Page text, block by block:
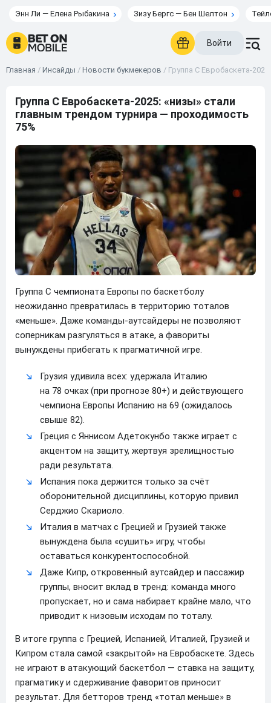
Энн Ли — Елена Рыбакина Зизу Бергс — Бен Шелтон
Войти
Главная / Инсайды / Новости букмекеров / Группа C Евробаскета-
Группа C Евробаскета-2025: «низы» стали
главным трендом турнира — проходимость
75%
Группа C чемпионата Европы по баскетболу
неожиданно превратилась в территорию тоталов
«меньше». Даже команды-аутсайдеры не позволяют
соперникам разгуляться в атаке, а фавориты
вынуждены прибегать к прагматичной игре.
Грузия удивила всех: удержала Италию
на 78 очках (при прогнозе 80+) и действующего
чемпиона Европы Испанию на 69 (ожидалось
свыше 82).
Греция с Яннисом Адетокунбо также играет с
акцентом на защиту, жертвуя зрелищностью
ради результата.
Испания пока держится только за счёт
оборонительной дисциплины, которую привил
Серджио Скариоло.
Италия в матчах с Грецией и Грузией также
вынуждена была «сушить» игру, чтобы
оставаться конкурентоспособной.
Даже Кипр, откровенный аутсайдер и пассажир
группы, вносит вклад в тренд: команда много
пропускает, но и сама набирает крайне мало, что
приводит к низовым исходам по тоталу.
В итоге группа с Грецией, Испанией, Италией, Грузией и
Кипром стала самой «закрытой» на Евробаскете. Здесь
не играют в атакующий баскетбол — ставка на защиту,
прагматику и сдерживание фаворитов приносит
результат. Для бетторов тренд «тотал меньше» в